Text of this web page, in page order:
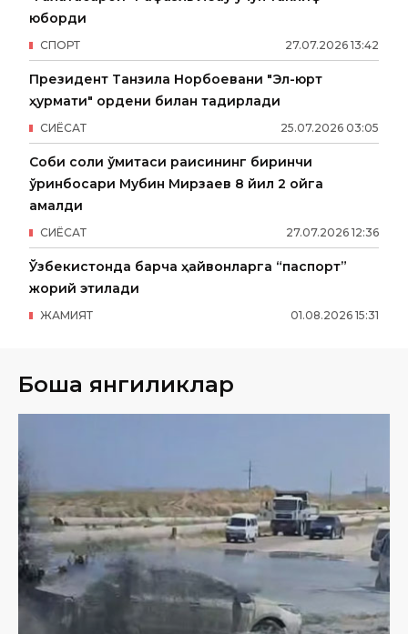
юборди
27.07.2026 13:42
СПОРТ
Президент Танзила Норбоевани "Эл-юрт
ҳурмати" ордени билан тақдирлади
25.07.2026 03:05
СИËСАТ
Собиқ солиқ қўмитаси раисининг биринчи
ўринбосари Мубин Мирзаев 8 йил 2 ойга
қамалди
27.07.2026 12:36
СИËСАТ
Ўзбекистонда барча ҳайвонларга “паспорт”
жорий этилади
01.08.2026 15:31
ЖАМИЯТ
Бошқа янгиликлар